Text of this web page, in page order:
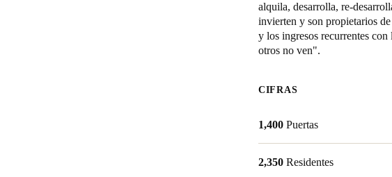
alquila, desarrolla, re-
invierten y son propietarios
y los ingresos recurrentes
otros no ven".
CIFRAS
1,400 Puertas
2,350 Residentes